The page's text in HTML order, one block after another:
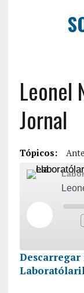
Leonel
Jornal
Tópicos:
PARTILHA